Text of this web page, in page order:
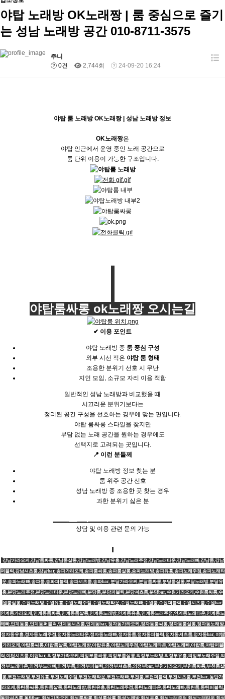
야탑 노래방 OK노래짱 | 룸 중심으로 즐기
는 성남 노래방 공간 010-8711-3575
주니
0건
2,744회 24-09-20 16:24
야탑 룸 노래방 OK노래짱 | 성남 노래방 정보
OK노래짱은
야탑 인근에서 운영 중인 노래 공간으로
룸 단위 이용이 가능한 구조입니다.
야탑룸싸롱 ok노래짱 오시는길
✔ 이용 포인트
야탑 노래방 중 룸 중심 구성
외부 시선 적은 야탑 룸 형태
조용한 분위기 선호 시 무난
지인 모임, 소규모 자리 이용 적합
일반적인 성남 노래방과 비교했을 때
시끄러운 분위기보다는
정리된 공간 구성을 선호하는 경우에 맞는 편입니다.
야탑 룸싸롱 스타일을 찾지만
부담 없는 노래 공간을 원하는 경우에도
선택지로 고려되는 곳입니다.
📍 이런 분들께
야탑 노래방 정보 찾는 분
룸 위주 공간 선호
성남 노래방 중 조용한 곳 찾는 경우
과한 분위기 싫은 분
상담 및 이용 관련 문의 가능
강남가라오케,강남룸싸롱,강남룸살롱,강남노래방,강남유흥,강남노래주점,강남노래타운,강남노래빠,강남룸,강남
퍼블릭,강남셔츠룸,강남bar, 송파가라오케,송파룸싸롱,송파룸살롱,송파노래방,송파유흥,송파노래주점,송파노래타
운,송파노래빠,송파룸,송파퍼블릭,송파셔츠룸,송파bar, 분당가라오케,분당룸싸롱,분당룸살롱,분당노래방,분당유
흥,분당노래주점,분당노래타운,분당노래빠,분당룸,분당퍼블릭,분당셔츠룸,분당bar, 수원가라오케,수원룸싸롱,수
원룸살롱,수원노래방,수원유흥,수원노래주점,수원노래타운,수원노래빠,수원룸,수원퍼블릭,수원셔츠룸,수원bar,
인계동가라오케,인계동룸싸롱,인계동룸살롱,인계동노래방,인계동유흥,인계동노래주점,인계동노래타운,인계동노
래빠,인계동룸,인계동퍼블릭,인계동셔츠룸,인계동bar, 정자동가라오케,정자동룸싸롱,정자동룸살롱,정자동노래방,
정자동유흥,정자동노래주점,정자동노래타운,정자동노래빠,정자동룸,정자동퍼블릭,정자동셔츠룸,정자동bar, 야탑
가라오케,야탑룸싸롱,야탑룸살롱,야탑노래방,야탑유흥,야탑노래주점,야탑노래타운,야탑노래빠,야탑룸,야탑퍼블
릭,야탑셔츠룸,야탑bar, 의정부가라오케,의정부룸싸롱,의정부룸살롱,의정부노래방,의정부유흥,의정부노래주점,의
정부노래타운,의정부노래빠,의정부룸,의정부퍼블릭,의정부셔츠룸,의정부bar, 부천가라오케,부천룸싸롱,부천룸살
롱,부천노래방,부천유흥,부천노래주점,부천노래타운,부천노래빠,부천룸,부천퍼블릭,부천셔츠룸,부천bar, 동탄가
라오케,동탄룸싸롱,동탄룸살롱,동탄노래방,동탄유흥,동탄노래주점,동탄노래타운,동탄노래빠,동탄룸,동탄퍼블릭,
동탄셔츠룸,동탄bar, 화성가라오케,화성룸싸롱,화성룸살롱,화성노래방,화성유흥,화성노래주점,화성노래타운,화성